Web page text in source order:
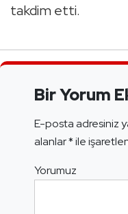
takdim etti.
Bir Yorum
E-posta adresiniz
alanlar*ile
Yorumuz